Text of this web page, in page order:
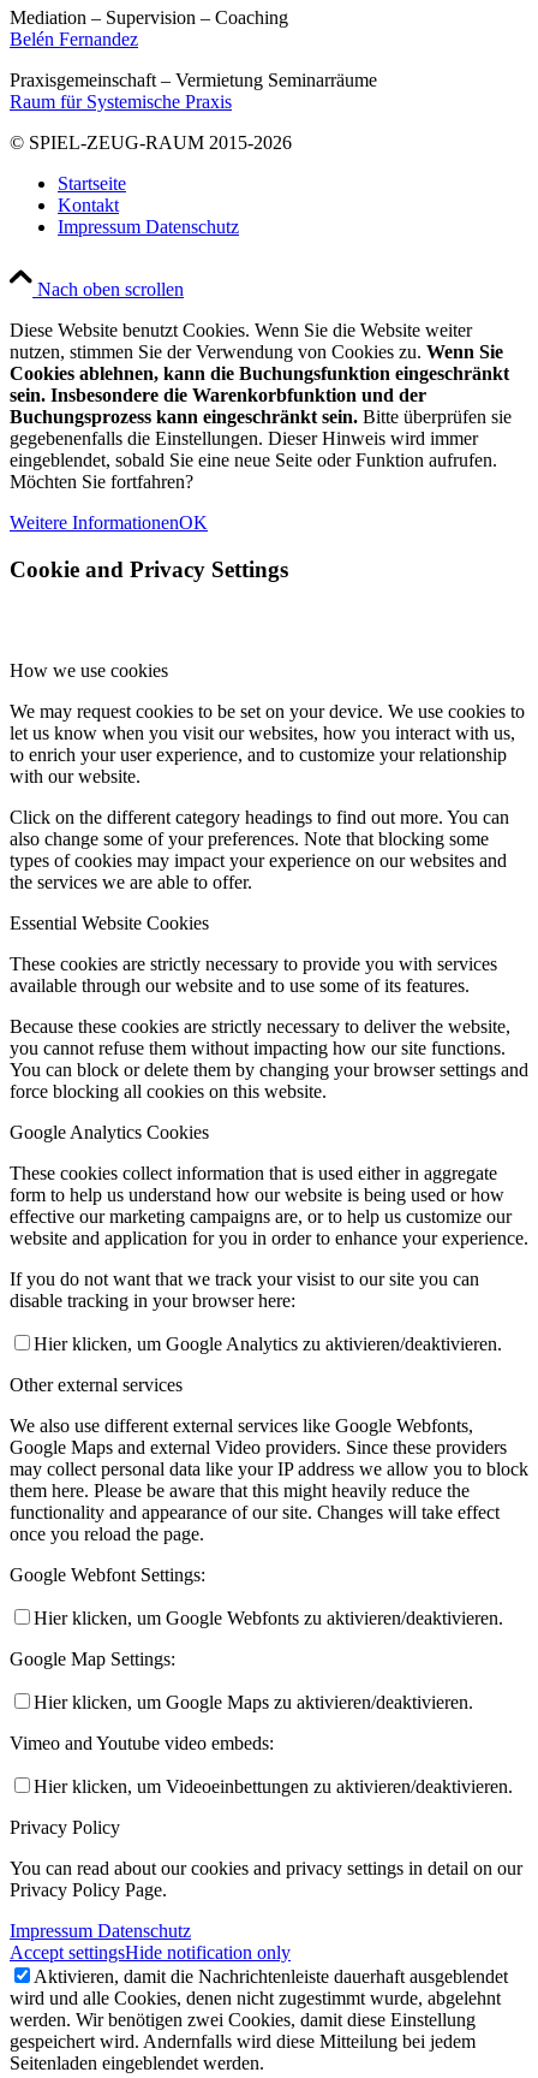
Mediation – Supervision – Coaching
Belén Fernandez
Praxisgemeinschaft – Vermietung Seminarräume
Raum für Systemische Praxis
© SPIEL-ZEUG-RAUM 2015-2026
Startseite
Kontakt
Impressum Datenschutz
Nach oben scrollen
Diese Website benutzt Cookies. Wenn Sie die Website weiter
nutzen, stimmen Sie der Verwendung von Cookies zu. Wenn Sie
Cookies ablehnen, kann die Buchungsfunktion eingeschränkt
sein. Insbesondere die Warenkorbfunktion und der
Buchungsprozess kann eingeschränkt sein. Bitte überprüfen sie
gegebenenfalls die Einstellungen. Dieser Hinweis wird immer
eingeblendet, sobald Sie eine neue Seite oder Funktion aufrufen.
Möchten Sie fortfahren?
Weitere InformationenOK
Cookie and Privacy Settings
How we use cookies
We may request cookies to be set on your device. We use cookies to
let us know when you visit our websites, how you interact with us,
to enrich your user experience, and to customize your relationship
with our website.
Click on the different category headings to find out more. You can
also change some of your preferences. Note that blocking some
types of cookies may impact your experience on our websites and
the services we are able to offer.
Essential Website Cookies
These cookies are strictly necessary to provide you with services
available through our website and to use some of its features.
Because these cookies are strictly necessary to deliver the website,
you cannot refuse them without impacting how our site functions.
You can block or delete them by changing your browser settings and
force blocking all cookies on this website.
Google Analytics Cookies
These cookies collect information that is used either in aggregate
form to help us understand how our website is being used or how
effective our marketing campaigns are, or to help us customize our
website and application for you in order to enhance your experience.
If you do not want that we track your visist to our site you can
disable tracking in your browser here:
Hier klicken, um Google Analytics zu aktivieren/deaktivieren.
Other external services
We also use different external services like Google Webfonts,
Google Maps and external Video providers. Since these providers
may collect personal data like your IP address we allow you to block
them here. Please be aware that this might heavily reduce the
functionality and appearance of our site. Changes will take effect
once you reload the page.
Google Webfont Settings:
Hier klicken, um Google Webfonts zu aktivieren/deaktivieren.
Google Map Settings:
Hier klicken, um Google Maps zu aktivieren/deaktivieren.
Vimeo and Youtube video embeds:
Hier klicken, um Videoeinbettungen zu aktivieren/deaktivieren.
Privacy Policy
You can read about our cookies and privacy settings in detail on our
Privacy Policy Page.
Impressum Datenschutz
Accept settingsHide notification only
Aktivieren, damit die Nachrichtenleiste dauerhaft ausgeblendet
wird und alle Cookies, denen nicht zugestimmt wurde, abgelehnt
werden. Wir benötigen zwei Cookies, damit diese Einstellung
gespeichert wird. Andernfalls wird diese Mitteilung bei jedem
Seitenladen eingeblendet werden.